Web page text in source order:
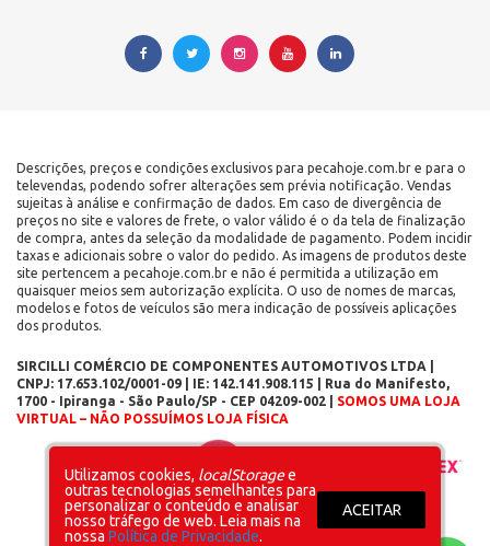
Descrições, preços e condições exclusivos para pecahoje.com.br e para o
televendas, podendo sofrer alterações sem prévia notificação. Vendas
sujeitas à análise e confirmação de dados. Em caso de divergência de
preços no site e valores de frete, o valor válido é o da tela de finalização
de compra, antes da seleção da modalidade de pagamento. Podem incidir
taxas e adicionais sobre o valor do pedido. As imagens de produtos deste
site pertencem a pecahoje.com.br e não é permitida a utilização em
quaisquer meios sem autorização explícita. O uso de nomes de marcas,
modelos e fotos de veículos são mera indicação de possíveis aplicações
dos produtos.
SIRCILLI COMÉRCIO DE COMPONENTES AUTOMOTIVOS LTDA |
CNPJ: 17.653.102/0001-09 | IE: 142.141.908.115 | Rua do Manifesto,
1700 - Ipiranga - São Paulo/SP - CEP 04209-002 | SOMOS UMA LOJA
VIRTUAL – NÃO POSSUÍMOS LOJA FÍSICA
Layout inicial
ACEITAR
Utilizamos cookies, localStoragee
outras tecnologias semelhantes para
personalizar o conteúdo e analisar
nosso tráfego de web. Leia mais na
nossa Política de Privacidade.